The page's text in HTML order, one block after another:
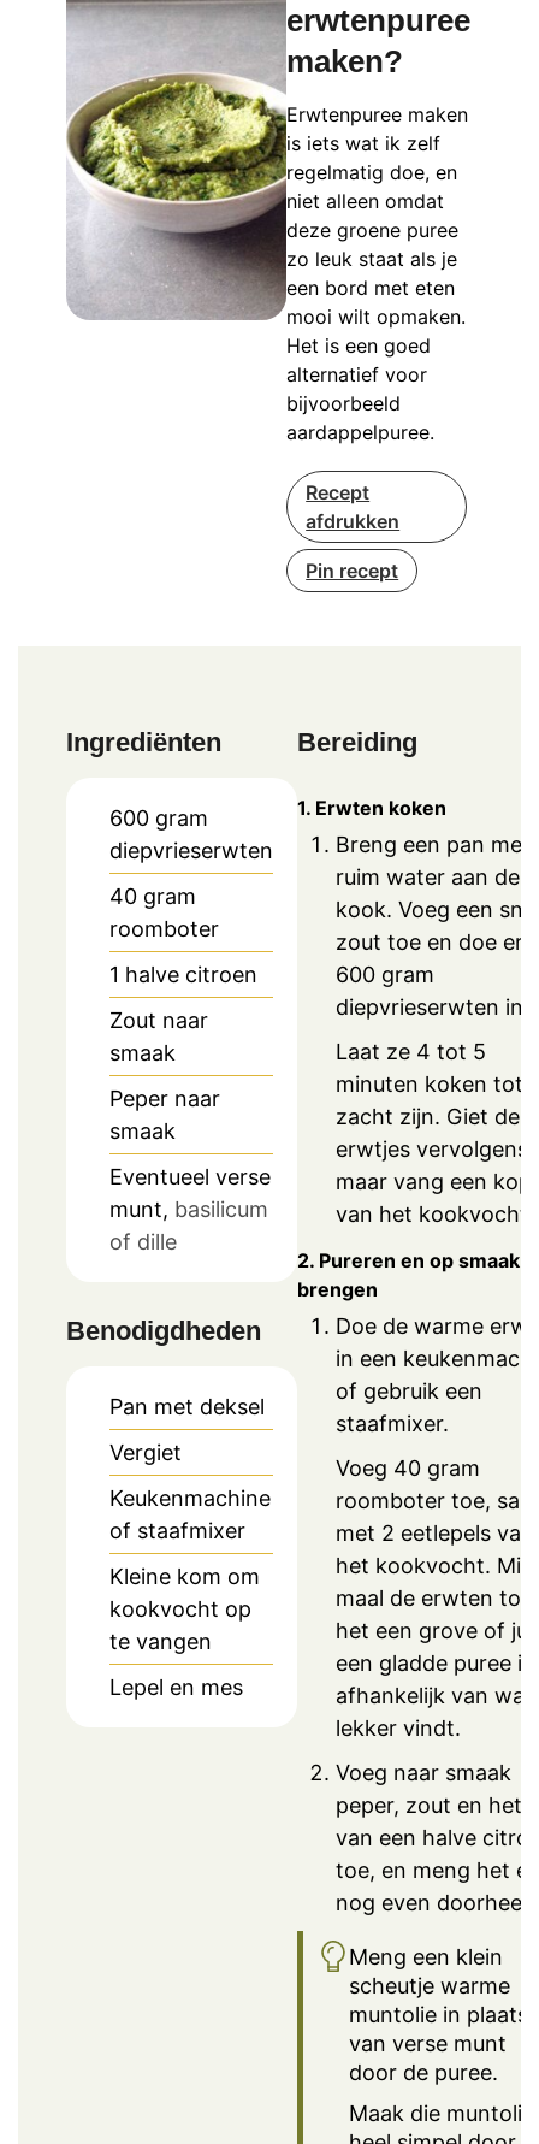
erwtenpuree
maken?
Erwtenpuree maken
is iets wat ik zelf
regelmatig doe, en
niet alleen omdat
deze groene puree
zo leuk staat als je
een bord met eten
mooi wilt opmaken.
Het is een goed
alternatief voor
bijvoorbeeld
aardappelpuree.
Recept
afdrukken
Pin recept
Ingrediënten
600 gram
diepvrieserwten
40 gram
roomboter
1 halve citroen
Zout naar
smaak
Peper naar
smaak
Eventueel verse
munt, basilicum
of dille
Benodigdheden
Pan met deksel
Vergiet
Keukenmachine
of staafmixer
Kleine kom om
kookvocht op
te vangen
Lepel en mes
Bereiding
1. Erwten koken
Breng een pan met
ruim water aan de
kook. Voeg een
zout toe en doe er
600 gram
diepvrieserwten in.
Laat ze 4 tot 5
minuten koken tot
zacht zijn. Giet de
erwtjes vervolgens
maar vang een
van het kookvocht
2. Pureren en op smaak
brengen
Doe de warme
in een
of gebruik een
staafmixer.
Voeg 40 gram
roomboter toe,
met 2 eetlepels van
het kookvocht. Mix
maal de erwten
het een grove of
een gladde puree is,
afhankelijk van wat
lekker vindt.
Voeg naar smaak
peper, zout en het
van een halve
toe, en meng het er
nog even
Meng een klein
scheutje warme
muntolie in plaats
van verse munt
door de puree.
Maak die muntolie